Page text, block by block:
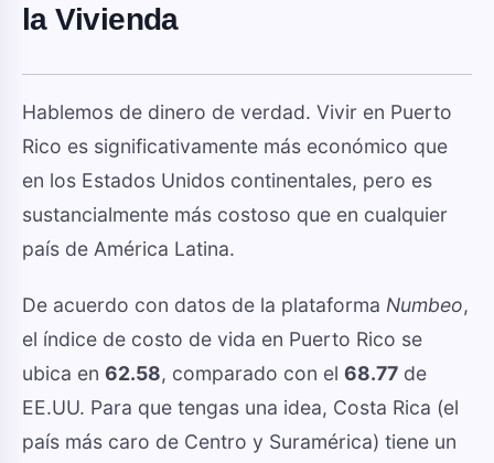
la Vivienda
Hablemos de dinero de verdad. Vivir en Puerto
Rico es significativamente más económico que
en los Estados Unidos continentales, pero es
sustancialmente más costoso que en cualquier
país de América Latina.
De acuerdo con datos de la plataforma Numbeo,
el índice de costo de vida en Puerto Rico se
ubica en 62.58, comparado con el 68.77 de
EE.UU. Para que tengas una idea, Costa Rica (el
país más caro de Centro y Suramérica) tiene un